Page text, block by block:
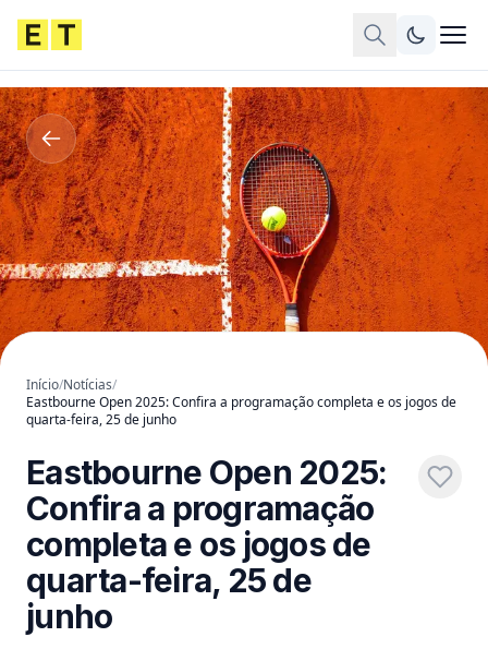
Início/Notícias/
Eastbourne Open 2025: Confira a programação completa e os jogos de
quarta-feira, 25 de junho
Eastbourne Open 2025:
Confira a programação
completa e os jogos de
quarta-feira, 25 de
junho